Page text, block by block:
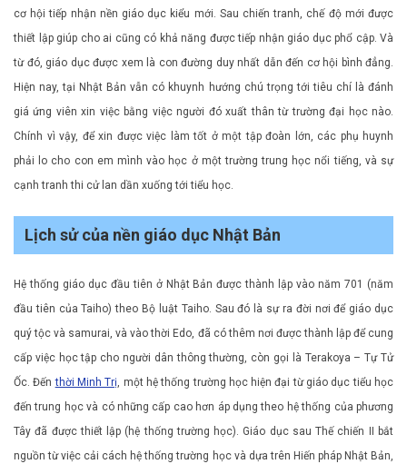
cơ hội tiếp nhận nền giáo dục kiểu mới. Sau chiến tranh, chế độ mới được
thiết lập giúp cho ai cũng có khả năng được tiếp nhận giáo dục phổ cập. Và
từ đó, giáo dục được xem là con đường duy nhất dẫn đến cơ hội bình đẳng.
Hiện nay, tại Nhật Bản vẫn có khuynh hướng chú trọng tới tiêu chí là đánh
giá ứng viên xin việc bằng việc người đó xuất thân từ trường đại học nào.
Chính vì vậy, để xin được việc làm tốt ở một tập đoàn lớn, các phụ huynh
phải lo cho con em mình vào học ở một trường trung học nổi tiếng, và sự
cạnh tranh thi cử lan dần xuống tới tiểu học.
Lịch sử của nền giáo dục Nhật Bản
Hệ thống giáo dục đầu tiên ở Nhật Bản được thành lập vào năm 701 (năm
đầu tiên của Taiho) theo Bộ luật Taiho. Sau đó là sự ra đời nơi để giáo dục
quý tộc và samurai, và vào thời Edo, đã có thêm nơi được thành lập để cung
cấp việc học tập cho người dân thông thường, còn gọi là Terakoya – Tự Tử
Ốc. Đếnthời Minh Trị , một hệ thống trường học hiện đại từ giáo dục tiểu học
đến trung học và có những cấp cao hơn áp dụng theo hệ thống của phương
Tây đã được thiết lập (hệ thống trường học). Giáo dục sau Thế chiến II bắt
nguồn từ việc cải cách hệ thống trường học và dựa trên Hiến pháp Nhật Bản,